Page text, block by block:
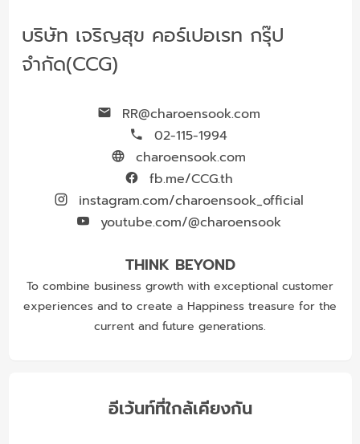
บริษัท เจริญสุข คอร์เปอเรท กรุ๊ป
จำกัด(CCG)
RR@charoensook.com
02-115-1994
charoensook.com
fb.me/CCG.th
instagram.com/charoensook_official
youtube.com/@charoensook
THINK BEYOND
To combine business growth with exceptional customer
experiences and to create a Happiness treasure for the
current and future generations.
อีเว้นท์ที่ใกล้เคียงกัน